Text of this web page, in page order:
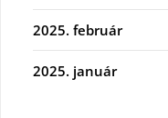
2025. február
2025. január